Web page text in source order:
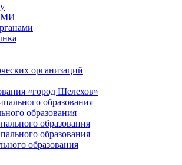
организаций
«город Шелехов»
образования
образования
образования
образования
образования